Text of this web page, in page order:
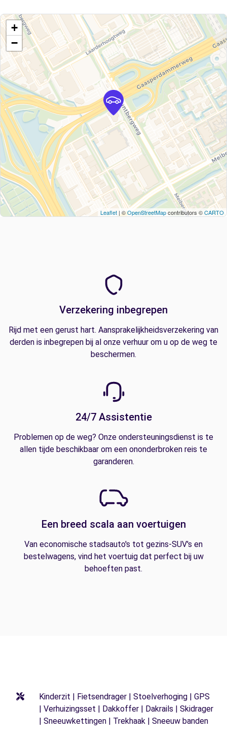
+
−
Leaflet | ©OpenStreetMapcontributors ©CARTO
Verzekering inbegrepen
Rijd met een gerust hart. Aansprakelijkheidsverzekering van
derden is inbegrepen bij al onze verhuur om u op de weg te
beschermen.
24/7 Assistentie
Problemen op de weg? Onze ondersteuningsdienst is te
allen tijde beschikbaar om een ononderbroken reis te
garanderen.
Een breed scala aan voertuigen
Van economische stadsauto's tot gezins-SUV's en
bestelwagens, vind het voertuig dat perfect bij uw
behoeften past.
Kinderzit | Fietsendrager | Stoelverhoging | GPS
| Verhuizingsset | Dakkoffer | Dakrails | Skidrager
| Sneeuwkettingen | Trekhaak | Sneeuw banden